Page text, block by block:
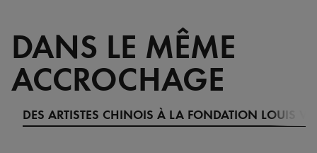
DANS LE MÊME
ACCROCHAGE
DES ARTISTES CHINOIS À LA FONDATION LOUIS